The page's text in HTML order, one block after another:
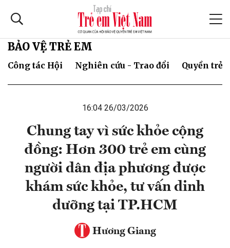
BẢO VỆ TRẺ EM
Công tác Hội Nghiên cứu - Trao đổi Quyền trẻ
16:04 26/03/2026
Chung tay vì sức khỏe cộng
đồng: Hơn 300 trẻ em cùng
người dân địa phương được
khám sức khỏe, tư vấn dinh
dưỡng tại TP.HCM
Hương Giang